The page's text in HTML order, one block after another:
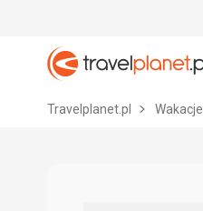
Travelplanet.pl
Travelplanet.pl Wakacje